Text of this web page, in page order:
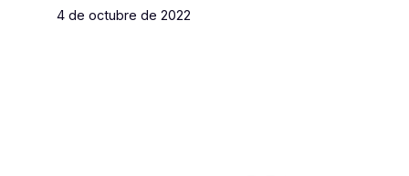
4 de octubre de 2022